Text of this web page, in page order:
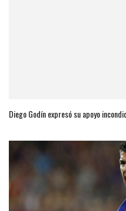
Diego Godín expresó su apoyo